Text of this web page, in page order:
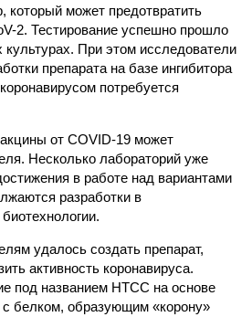
который может предотвратить
2. Тестирование успешно прошло
При этом исследователи
препарата на базе ингибитора
потребуется
от COVID-19 может
Несколько лабораторий уже
в работе над вариантами
разработки в
удалось создать препарат,
активность коронавируса.
под названием HTCC на основе
с белком, образующим «корону»